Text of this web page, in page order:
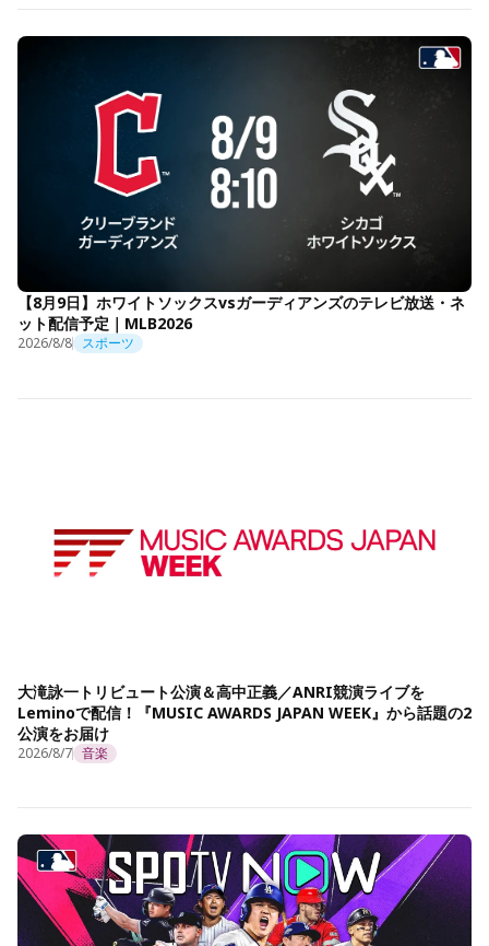
【8月9日】ホワイトソックスvsガーディアンズのテレビ放送・ネ
ット配信予定｜MLB2026
2026/8/8 スポーツ
大滝詠一トリビュート公演＆高中正義／ANRI競演ライブを
Leminoで配信！『MUSIC AWARDS JAPAN WEEK』から話題の2
公演をお届け
2026/8/7 音楽